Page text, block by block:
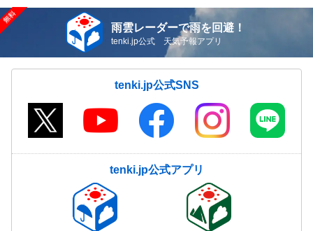
雨雲レーダーで雨を回避！
tenki.jp公式 天気予報アプリ
tenki.jp公式SNS
tenki.jp公式アプリ